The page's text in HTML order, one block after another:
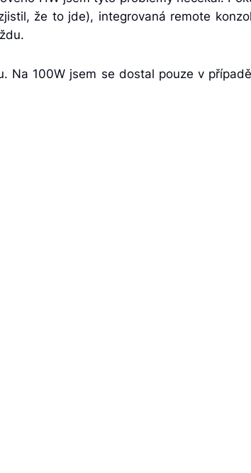
že to jde), integrovaná remote
Na 100W jsem se dostal pouze v